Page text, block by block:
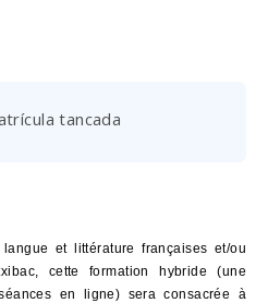
tancada
et littérature françaises et/ou
cette formation hybride (une
en ligne) sera consacrée à